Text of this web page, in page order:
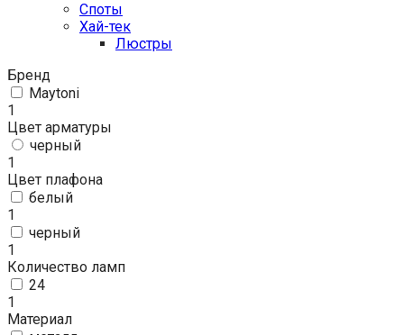
Споты
Хай-тек
Люстры
Бренд
Maytoni
1
Цвет арматуры
черный
1
Цвет плафона
белый
1
черный
1
Количество ламп
24
1
Материал